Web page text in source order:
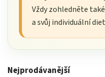
Vždy zohledněte
a svůj individuální
Nejprodávanější